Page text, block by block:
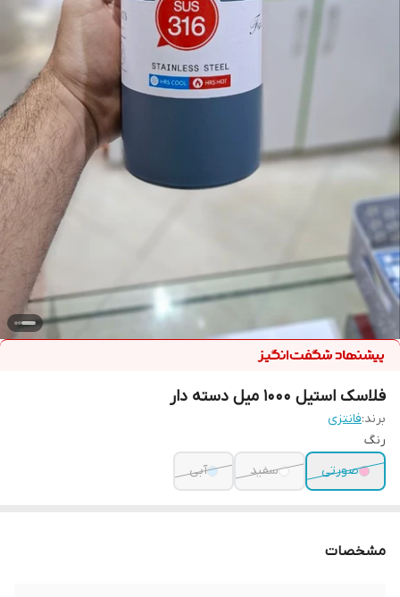
فلاسک استیل 1000 میل دسته دار
برند:فانتزی
رنگ
صورتی
سفید آبی
مشخصات